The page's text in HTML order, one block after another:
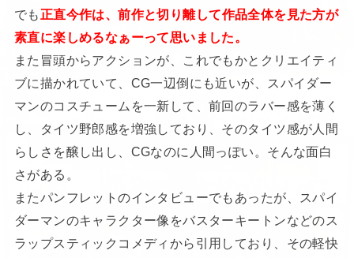
でも 正直今作は、前作と切り離して作品全体を見た方が
素直に楽しめるなぁーって思いました。
また冒頭からアクションが、これでもかとクリエイティ
ブに描かれていて、CG一辺倒にも近いが、スパイダー
マンのコスチュームを一新して、前回のラバー感を薄く
し、タイツ野郎感を増強しており、そのタイツ感が人間
らしさを醸し出し、CGなのに人間っぽい。そんな面白
さがある。
またパンフレットのインタビューでもあったが、スパイ
ダーマンのキャラクター像をバスターキートンなどのス
ラップスティックコメディから引用しており、その軽快